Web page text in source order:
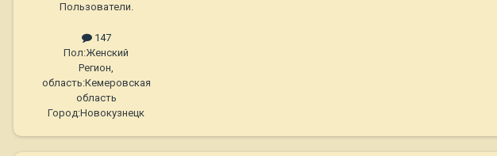
Пользователи.
147
Пол:Женский
Регион,
область:Кемеровская
область
Город:Новокузнецк